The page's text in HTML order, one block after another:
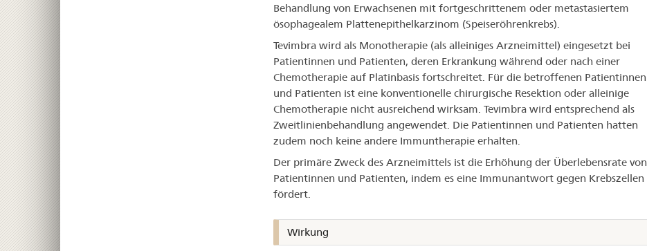
Behandlung von Erwachsenen mit fortgeschrittenem oder metastasiertem
ösophagealem Plattenepithelkarzinom (Speiseröhrenkrebs).
Tevimbra wird als Monotherapie (als alleiniges Arzneimittel) eingesetzt bei
Patientinnen und Patienten, deren Erkrankung während oder nach einer
Chemotherapie auf Platinbasis fortschreitet. Für die betroffenen Patientinnen
und Patienten ist eine konventionelle chirurgische Resektion oder alleinige
Chemotherapie nicht ausreichend wirksam. Tevimbra wird entsprechend als
Zweitlinienbehandlung angewendet. Die Patientinnen und Patienten hatten
zudem noch keine andere Immuntherapie erhalten.
Der primäre Zweck des Arzneimittels ist die Erhöhung der Überlebensrate von
Patientinnen und Patienten, indem es eine Immunantwort gegen Krebszellen
fördert.
Wirkung